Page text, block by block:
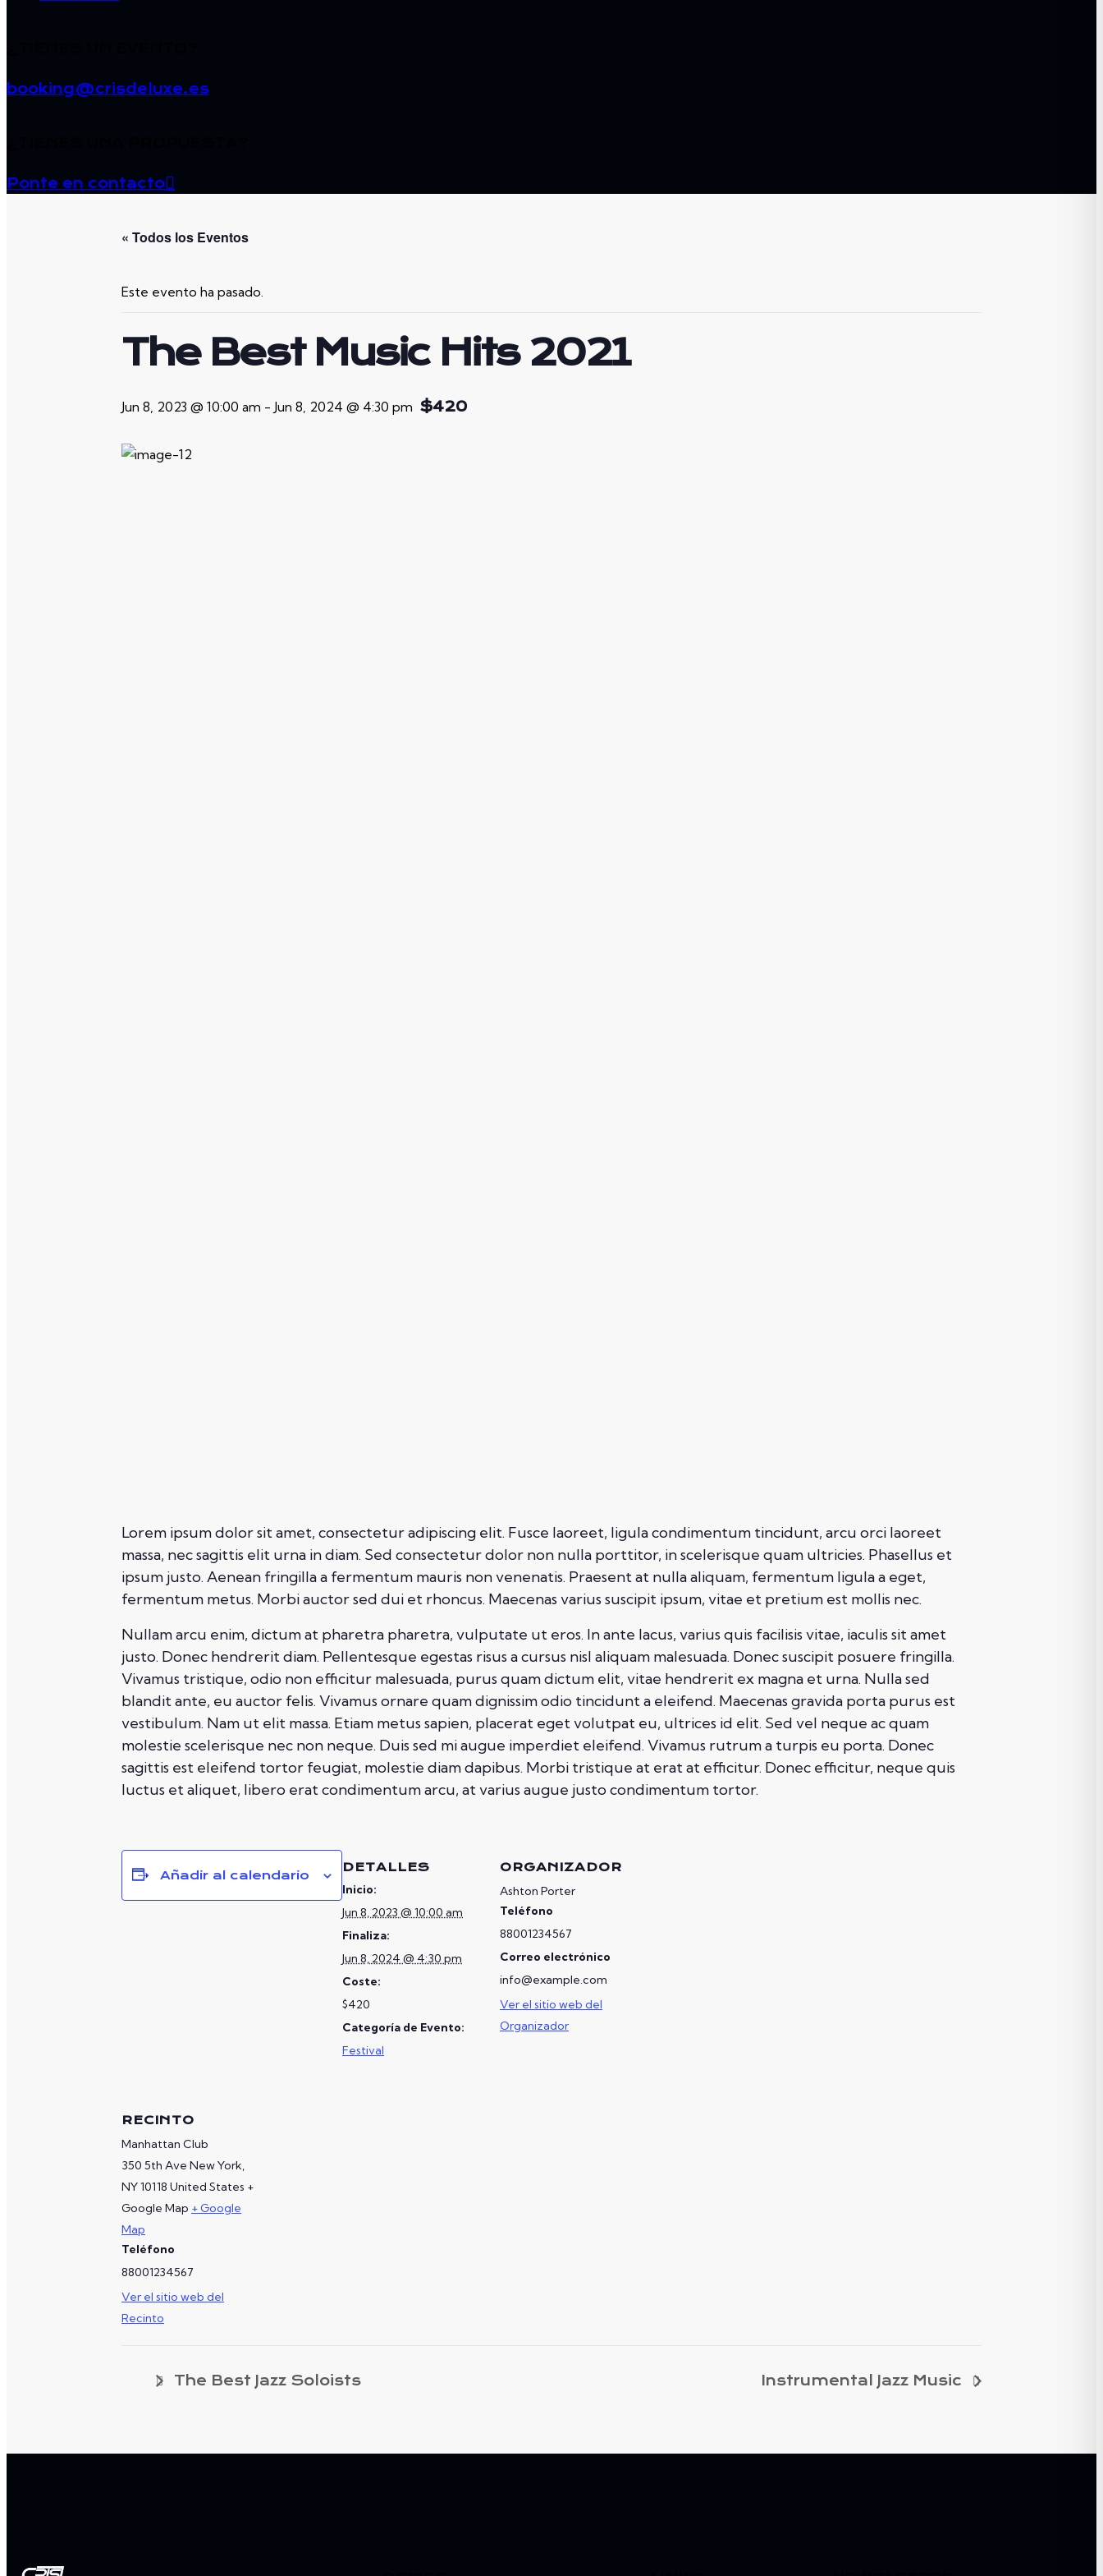
booking@crisdeluxe.es
Ponte en contacto
« Todos los Eventos
Este evento ha pasado.
The Best Music Hits 2021
Jun 8, 2023 @ 10:00 am - Jun 8, 2024 @ 4:30 pm $420
Lorem ipsum dolor sit amet, consectetur adipiscing elit. Fusce laoreet, ligula condimentum tincidunt, arcu orci laoreet
massa, nec sagittis elit urna in diam. Sed consectetur dolor non nulla porttitor, in scelerisque quam ultricies. Phasellus et
ipsum justo. Aenean fringilla a fermentum mauris non venenatis. Praesent at nulla aliquam, fermentum ligula a eget,
fermentum metus. Morbi auctor sed dui et rhoncus. Maecenas varius suscipit ipsum, vitae et pretium est mollis nec.
Nullam arcu enim, dictum at pharetra pharetra, vulputate ut eros. In ante lacus, varius quis facilisis vitae, iaculis sit amet
justo. Donec hendrerit diam. Pellentesque egestas risus a cursus nisl aliquam malesuada. Donec suscipit posuere fringilla.
Vivamus tristique, odio non efficitur malesuada, purus quam dictum elit, vitae hendrerit ex magna et urna. Nulla sed
blandit ante, eu auctor felis. Vivamus ornare quam dignissim odio tincidunt a eleifend. Maecenas gravida porta purus est
vestibulum. Nam ut elit massa. Etiam metus sapien, placerat eget volutpat eu, ultrices id elit. Sed vel neque ac quam
molestie scelerisque nec non neque. Duis sed mi augue imperdiet eleifend. Vivamus rutrum a turpis eu porta. Donec
sagittis est eleifend tortor feugiat, molestie diam dapibus. Morbi tristique at erat at efficitur. Donec efficitur, neque quis
luctus et aliquet, libero erat condimentum arcu, at varius augue justo condimentum tortor.
Añadir al calendario
DETALLES
Inicio:
Jun 8, 2023 @ 10:00 am
Finaliza:
Jun 8, 2024 @ 4:30 pm
Coste:
$420
Categoría de Evento:
Festival
ORGANIZADOR
Ashton Porter
Teléfono
88001234567
Correo electrónico
info@example.com
Ver el sitio web del
Organizador
RECINTO
Manhattan Club
350 5th Ave New York,
NY 10118 United States +
Google Map + Google
Map
Teléfono
88001234567
Ver el sitio web del
Recinto
The Best Jazz Soloists Instrumental Jazz Music